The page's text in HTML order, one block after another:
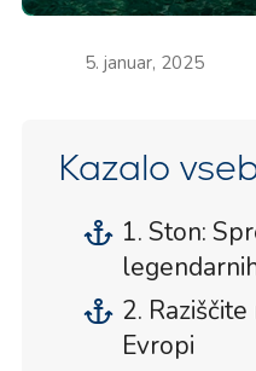
5. januar, 2025
Kazalo
1. Ston:
2.
Evropi